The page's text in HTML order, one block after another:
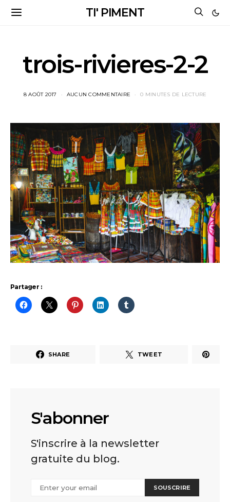
TI' PIMENT
trois-rivieres-2-2
8 AOÛT 2017 AUCUN COMMENTAIRE 0 MINUTES DE LECTURE
Partager :
SHARE TWEET
S'abonner
S'inscrire à la newsletter
gratuite du blog.
SOUSCRIRE